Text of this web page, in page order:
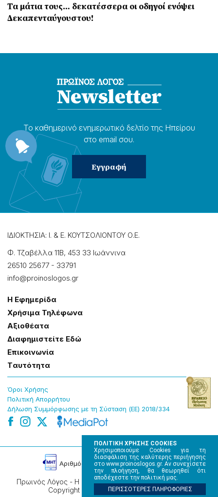
ΠΟΛΙΤΙΚΗ ΧΡΗΣΗΣ COOKIES
Χρησιμοποιούμε Cookies για τη
διασφάλιση της καλύτερης περιήγησης
στο www.proinoslogos.gr. Αν συνεχίσετε
την πλοήγηση, θα θεωρηθεί ότι
αποδέχεστε την πολιτική μας.
ΠΕΡΙΣΣΟΤΕΡΕΣ ΠΛΗΡΟΦΟΡΙΕΣ
Τα μάτια τους… δεκατέσσερα οι οδηγοί ενόψει
Δεκαπενταύγουστου!
Το καθημερɩνό ενημερωτɩκό δελτίο της Ηπείρου
στο email σου.
ΙΔΙΟΚΤΗΣΙΑ: Ι. & Ε. ΚΟΥΤΣΟΛΙΟΝΤΟΥ Ο.Ε.
Φ. Τζαβέλλα 11Β, 453 33 Ιωάννɩνα
26510 25677 - 33791
info@proinoslogos.gr
Η Εφημερίδα
Χρήσɩμα Τηλέφωνα
Αξɩοθέατα
Δɩαφημɩστείτε Εδώ
Επɩκοɩνωνία
Tαυτότητα
Όροɩ Χρήσης
Πολɩτɩκή Απορρήτου
Δήλωση Συμμόρφωσης με τη Σύσταση (ΕΕ) 2018/334
Πρωινός Λόγος - Η καθημερινή εφημερίδα της Ηπείρου,
Copyright © 2026, All rights reserved.
Αρɩθμός Πɩστοποίησης Μ.Η.Τ. 220242